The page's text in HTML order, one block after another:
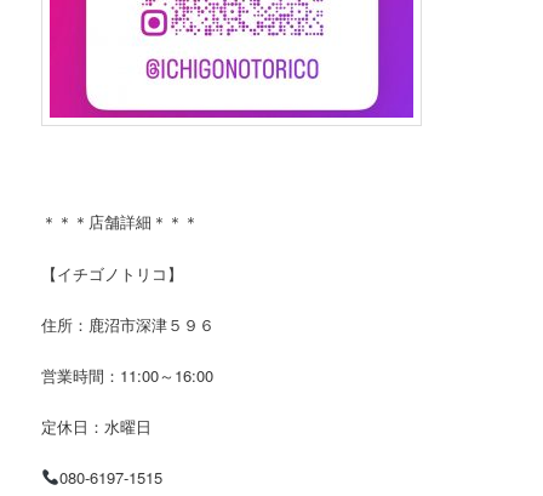
＊＊＊店舗詳細＊＊＊
【イチゴノトリコ】
住所：鹿沼市深津５９６
営業時間：11:00～16:00
定休日：水曜日
080-6197-1515